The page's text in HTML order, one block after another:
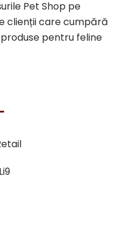
Pet Shop pe
clienții care cumpără
pentru feline